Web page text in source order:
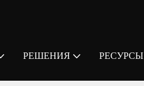
РЕШЕНИЯ РЕСУРСЫ